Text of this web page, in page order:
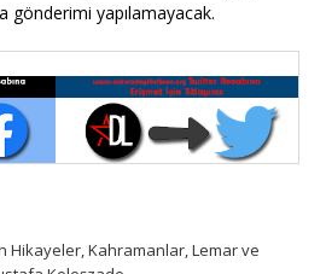
gönderimi yapılamayacak.
Hikayeler, Kahramanlar, Lemar ve